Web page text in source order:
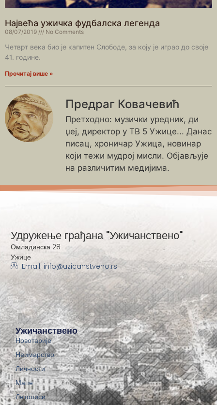
Највећа ужичка фудбалска легенда
08/07/2019 No Comments
Четврт века био је капитен Слободе, за коју је играо до своје
41. године.
Прочитај више »
Предраг Ковачевић
Претходно: музички уредник, ди
џеј, директор у ТВ 5 Ужице... Данас
писац, хроничар Ужица, новинар
који тежи мудрој мисли. Објављује
на различитим медијима.
Ужичанствено
Новотарије
Неимарство
Личности
Мапе
Летописи
Удружење грађана "Ужичанствено"
Омладинска 28
Ужице
Email: info@uzicanstveno.rs